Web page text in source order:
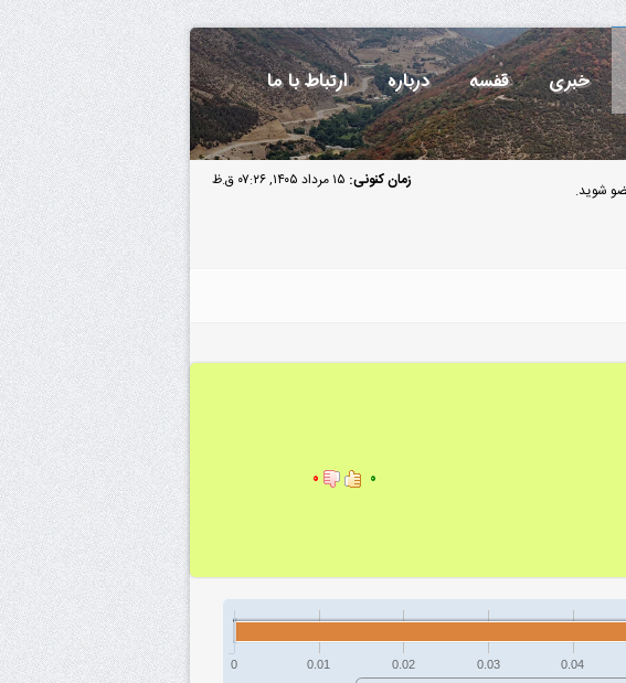
خبری قفسه درباره ارتباط با ما
زمان کنونی: ۱۵ مرداد ۱۴۰۵, ۰۷:۲۶ ق.ظ
شوید.
۰ ۰
0 0.01 0.02 0.03 0.04